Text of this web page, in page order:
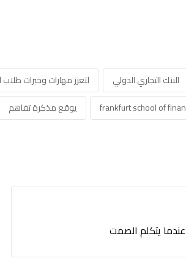
البنك التجاري الدولي
لتعزز مهارات وخبرات طلاب
يوقع مذكرة تفاهم
يتكلم الصمت